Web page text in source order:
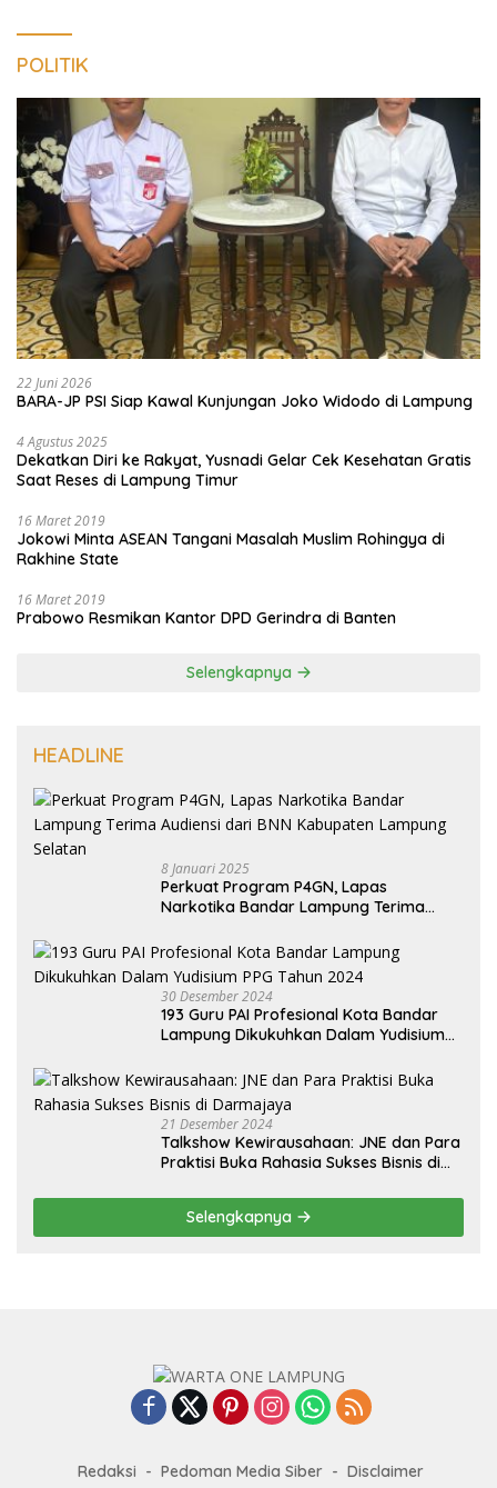
POLITIK
22 Juni 2026
BARA-JP PSI Siap Kawal Kunjungan Joko Widodo di Lampung
4 Agustus 2025
Dekatkan Diri ke Rakyat, Yusnadi Gelar Cek Kesehatan Gratis
Saat Reses di Lampung Timur
16 Maret 2019
Jokowi Minta ASEAN Tangani Masalah Muslim Rohingya di
Rakhine State
16 Maret 2019
Prabowo Resmikan Kantor DPD Gerindra di Banten
Selengkapnya
HEADLINE
8 Januari 2025
Perkuat Program P4GN, Lapas
Narkotika Bandar Lampung Terima
Selatan
30 Desember 2024
193 Guru PAI Profesional Kota Bandar
Lampung Dikukuhkan Dalam Yudisium
21 Desember 2024
Talkshow Kewirausahaan: JNE dan Para
Praktisi Buka Rahasia Sukses Bisnis di
Selengkapnya
Redaksi Pedoman Media Siber Disclaimer